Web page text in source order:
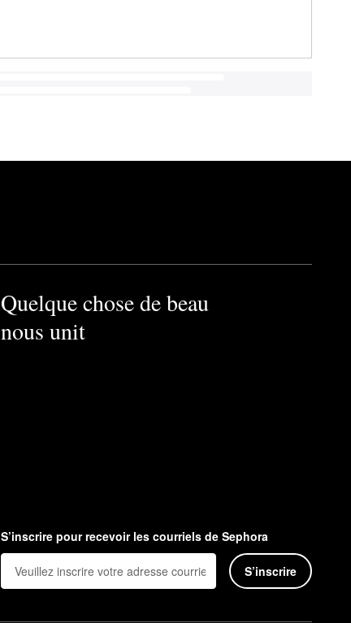
Quelque chose de beau
nous unit
S’inscrire pour recevoir les courriels de Sephora
S’inscrire